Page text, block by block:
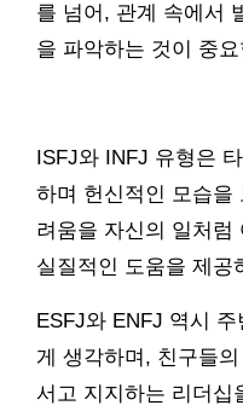
를 넘어, 관계 속에서
을 파악하는 것이 중
ISFJ와 INFJ 유형은
하며 헌신적인 모습을
려움을 자신의 일처럼
실질적인 도움을 제공
ESFJ와 ENFJ 역시
게 생각하며, 친구들
서고 지지하는 리더십